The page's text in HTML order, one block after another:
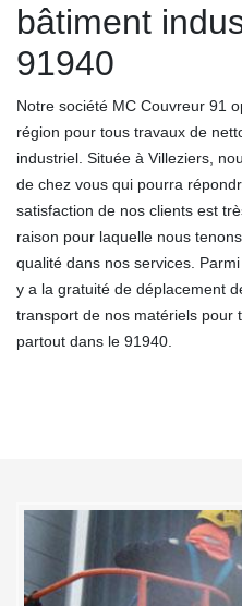
bâtiment
91940
Notre société MC Couvreur 91
région pour tous travaux de
industriel. Située à Villeziers,
de chez vous qui pourra
satisfaction de nos clients est
raison pour laquelle nous
qualité dans nos services.
y a la gratuité de déplacement
transport de nos matériels pour
partout dans le 91940.